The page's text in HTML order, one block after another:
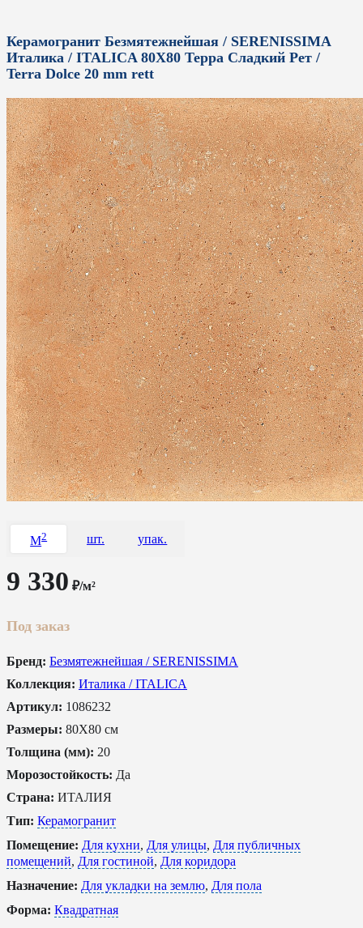
Керамогранит Безмятежнейшая / SERENISSIMA
Италика / ITALICA 80X80 Терра Сладкий Рет /
Terra Dolce 20 mm rett
M2 шт. упак.
9 330 ₽/м²
Под заказ
Бренд: Безмятежнейшая / SERENISSIMA
Коллекция: Италика / ITALICA
Артикул: 1086232
Размеры: 80X80 см
Толщина (мм): 20
Морозостойкость: Да
Страна: ИТАЛИЯ
Тип: Керамогранит
Помещение: Для кухни, Для улицы, Для публичных
помещений, Для гостиной, Для коридора
Назначение: Для укладки на землю, Для пола
Форма: Квадратная